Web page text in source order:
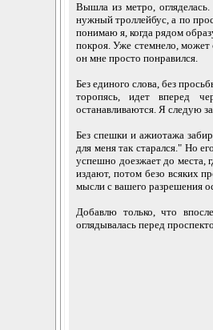
Вышла из метро,
нужный троллейбус, а по
понимаю я, когда рядом
покроя. Уже стемнело, может
он мне просто понравился.
Без единого слова, без
торопясь, идет вперед
останавливаются. Я следую
Без спешки и ажиотажа
для меня так старался." Но
успешно доезжает до места,
издают, потом безо всяких
мысли с вашего разрешения
Добавлю только, что
оглядывалась перед